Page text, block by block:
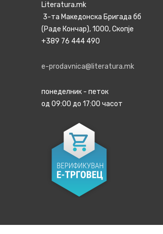
Literatura.mk
3-та Македонска Бригада бб
(Раде Кончар), 1000, Скопје
+389 76 444 490
e-prodavnica@literatura.mk
понеделник - петок
од 09:00 до 17:00 часот